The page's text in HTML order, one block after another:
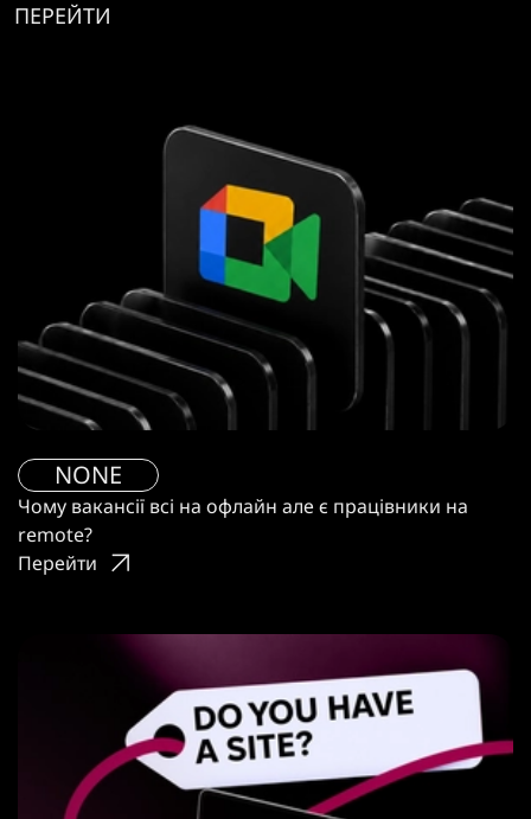
ПЕРЕЙТИ
NONE
Чому вакансії всі на офлайн але є працівники на
remote?
Перейти